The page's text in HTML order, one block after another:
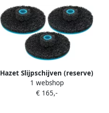
Hazet Slijpschijven (reserve)
4960F-0160 3 · 3-delig
1 webshop
€ 165,-